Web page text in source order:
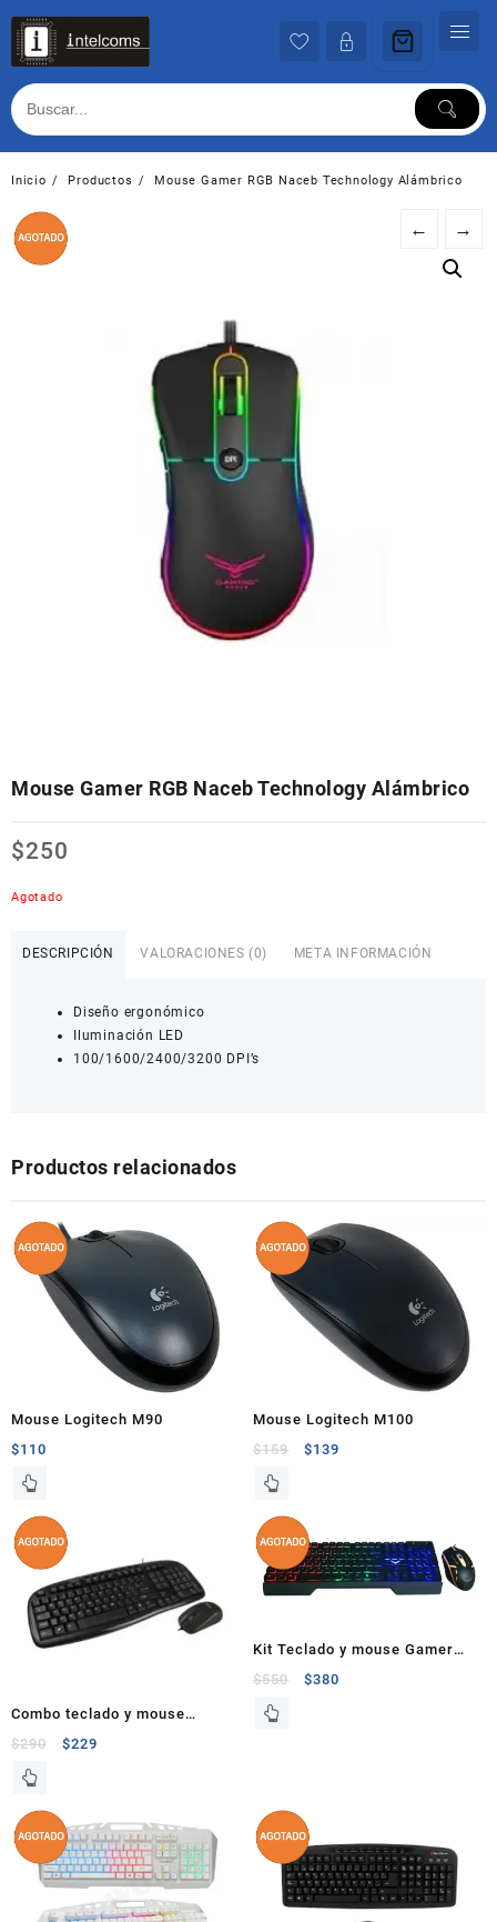
contenido
Inicio Productos Mouse Gamer RGB Naceb Technology Alámbrico
← →
Mouse Gamer RGB Naceb Technology Alámbrico
$250
Agotado
DESCRIPCIÓN VALORACIONES (0) META INFORMACIÓN
Diseño ergonómico
Iluminación LED
100/1600/2400/3200 DPI’s
Productos relacionados
Mouse Logitech M90
$110
Mouse Logitech M100
$159 $139
Combo teclado y mouse
alámbrico usb Easy Line
EL993391
$290 $229
Kit Teclado y mouse Gamer
Naceb Fallen
$550 $380